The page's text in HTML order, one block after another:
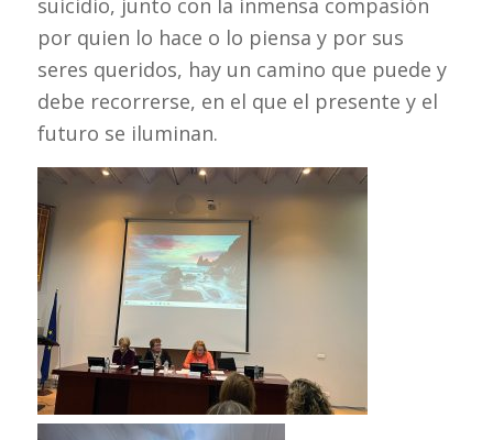
suicidio, junto con la inmensa compasión
por quien lo hace o lo piensa y por sus
seres queridos, hay un camino que puede y
debe recorrerse, en el que el presente y el
futuro se iluminan.